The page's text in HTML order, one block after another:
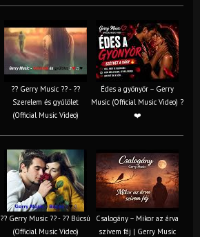
?? Gerry Music ?? - ??
Szerelem és gyűlölet
(Official Music Video)
Édes a gyönyör – Gerry
Music (Official Music Video) ?
❤️
?? Gerry Music ?? - ?? Búcsú
(Official Music Video)
Csalogány – Mikor az árva
szívem fáj | Gerry Music